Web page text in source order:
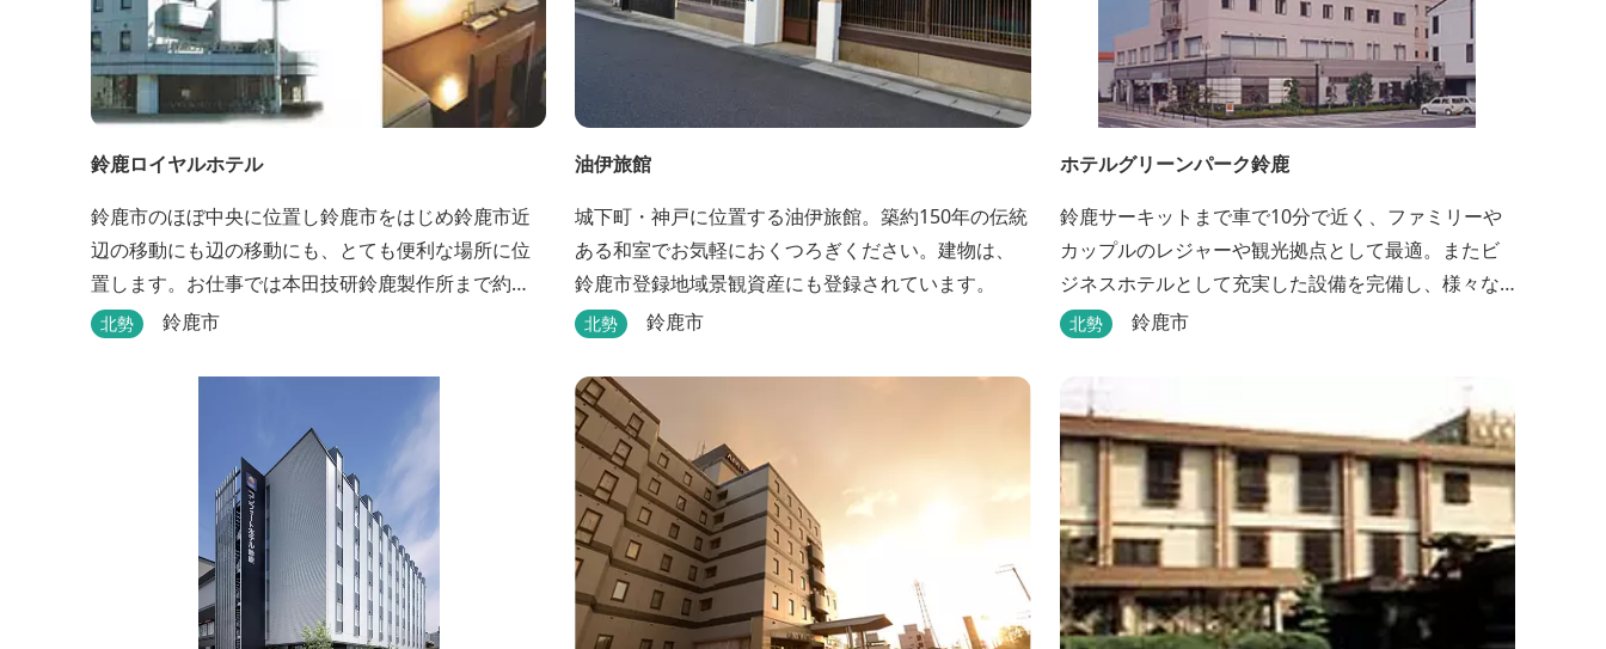
鈴鹿ロイヤルホテル
鈴鹿市のほぼ中央に位置し鈴鹿市をはじめ鈴鹿市近
辺の移動にも辺の移動にも、とても便利な場所に位
置します。お仕事では本田技研鈴鹿製作所まで約
500m、行楽では鈴鹿サーキット様まで約1,3キロ、
ロととても近い場所にあります。亀山市へのアクセ
では近い場所となっております。
北勢 鈴鹿市
油伊旅館
城下町・神戸に位置する油伊旅館。築約150年の伝統
ある和室でお気軽におくつろぎください。建物は、
鈴鹿市登録地域景観資産にも登録されています。
北勢 鈴鹿市
ホテルグリーンパーク鈴鹿
鈴鹿サーキットまで車で10分で近く、ファミリーや
カップルのレジャーや観光拠点として最適。またビ
ジネスホテルとして充実した設備を完備し、様々な
ご利用に対応できるホテル。1階に和食レストランみ
北勢 鈴鹿市